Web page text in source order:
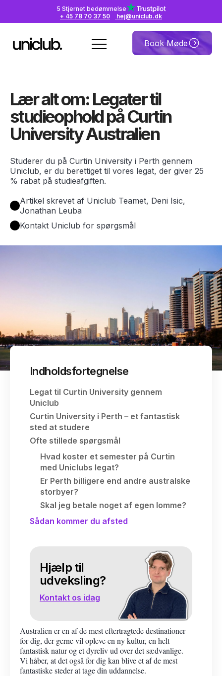
5 Stjernet bedømmelse
+ 45 78 70 37 50
hej@uniclub.dk
Book Møde
Lær alt om: Legater til
studieophold på Curtin
University Australien
Studerer du på Curtin University i Perth gennem
Uniclub, er du berettiget til vores legat, der giver 25
% rabat på studieafgiften.
Artikel skrevet af Uniclub Teamet, Deni Isic,
Jonathan Leuba
Kontakt Uniclub for spørgsmål
Australien er en af de mest eftertragtede destinationer
for dig, der gerne vil opleve en ny kultur, en helt
fantastisk natur og et dyreliv ud over det sædvanlige.
Vi håber, at det også for dig kan blive et af de mest
fantastiske steder at tage din uddannelse.
Indholdsfortegnelse
Legat til Curtin University gennem
Uniclub
Curtin University i Perth – et fantastisk
sted at studere
Ofte stillede spørgsmål
Hvad koster et semester på Curtin
med Uniclubs legat?
Er Perth billigere end andre australske
storbyer?
Skal jeg betale noget af egen lomme?
Sådan kommer du afsted
Hjælp til
udveksling?
Kontakt os idag